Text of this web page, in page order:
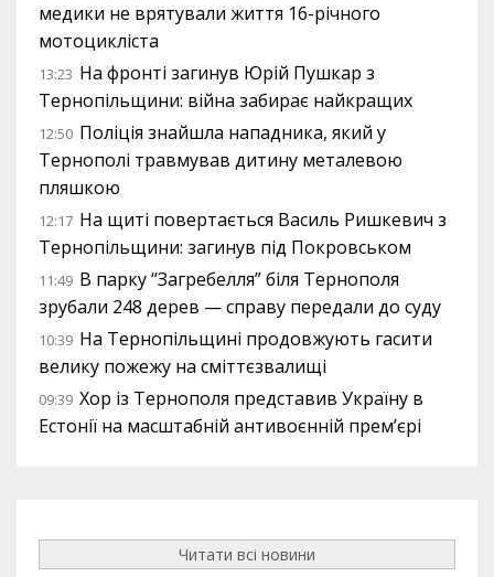
медики не врятували життя 16-річного
мотоцикліста
13:23 На фронті загинув Юрій Пушкар з
Тернопільщини: війна забирає найкращих
12:50 Поліція знайшла нападника, який у
Тернополі травмував дитину металевою
пляшкою
12:17 На щиті повертається Василь Ришкевич з
Тернопільщини: загинув під Покровськом
11:49 В парку “Загребелля” біля Тернополя
зрубали 248 дерев — справу передали до суду
10:39 На Тернопільщині продовжують гасити
велику пожежу на сміттєзвалищі
09:39 Хор із Тернополя представив Україну в
Естонії на масштабній антивоєнній прем’єрі
Читати всі новини